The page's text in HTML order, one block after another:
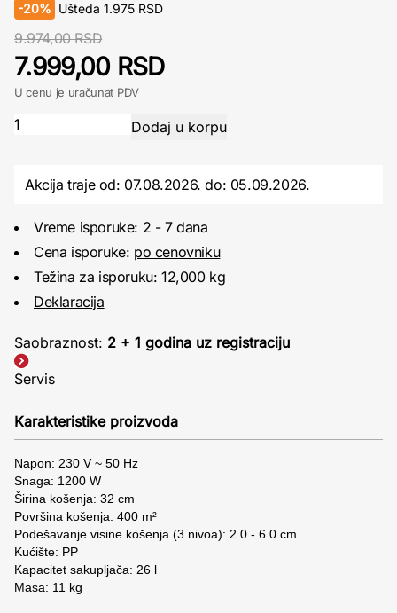
-20% Ušteda 1.975 RSD
9.974,00 RSD
7.999,00 RSD
U cenu je uračunat PDV
Akcija traje od: 07.08.2026.do: 05.09.2026.
Vreme isporuke: 2 - 7 dana
Cena isporuke: po cenovniku
Težina za isporuku: 12,000 kg
Deklaracija
Saobraznost: 2 + 1 godina uz registraciju
Servis
Karakteristike proizvoda
Napon: 230 V ~ 50 Hz
Snaga: 1200 W
Širina košenja: 32 cm
Površina košenja: 400 m²
Podešavanje visine košenja (3 nivoa): 2.0 - 6.0 cm
Kućište: PP
Kapacitet sakupljača: 26 l
Masa: 11 kg